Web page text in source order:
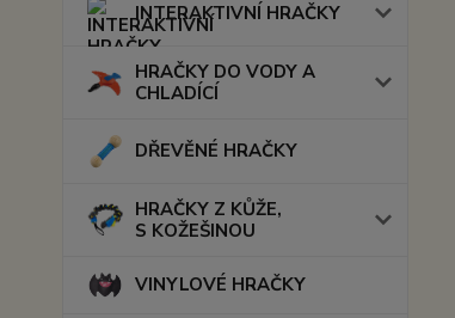
INTERAKTIVNÍ HRAČKY
HRAČKY DO VODY A
CHLADÍCÍ
DŘEVĚNÉ HRAČKY
HRAČKY Z KŮŽE,
S KOŽEŠINOU
VINYLOVÉ HRAČKY